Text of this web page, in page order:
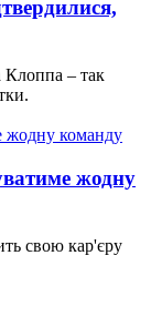
Клоппа – так
жодну
свою кар'єру